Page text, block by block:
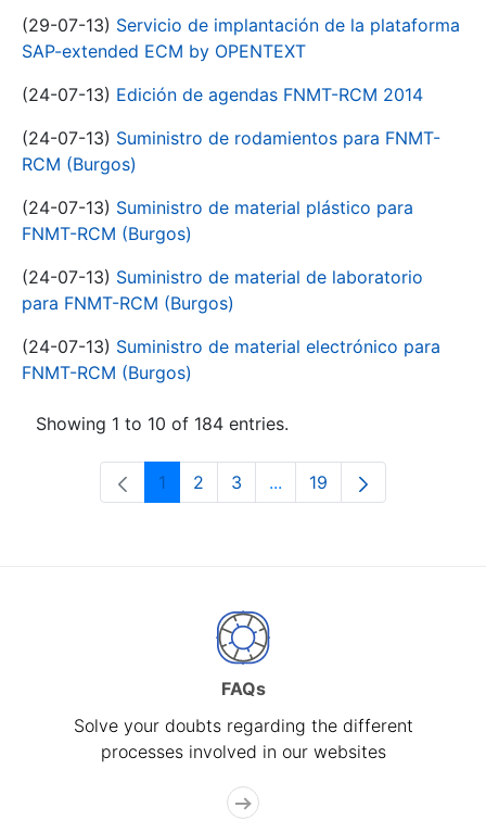
(29-07-13) Servicio de implantación de la plataforma
SAP-extended ECM by OPENTEXT
(24-07-13) Edición de agendas FNMT-RCM 2014
(24-07-13) Suministro de rodamientos para FNMT-
RCM (Burgos)
(24-07-13) Suministro de material plástico para
FNMT-RCM (Burgos)
(24-07-13) Suministro de material de laboratorio
para FNMT-RCM (Burgos)
(24-07-13) Suministro de material electrónico para
FNMT-RCM (Burgos)
Showing 1 to 10 of 184 entries.
Page
1 Page
2 Page
3 ...Intermediate Pages Use
Page
19
FAQs
Solve your doubts regarding the different
processes involved in our websites